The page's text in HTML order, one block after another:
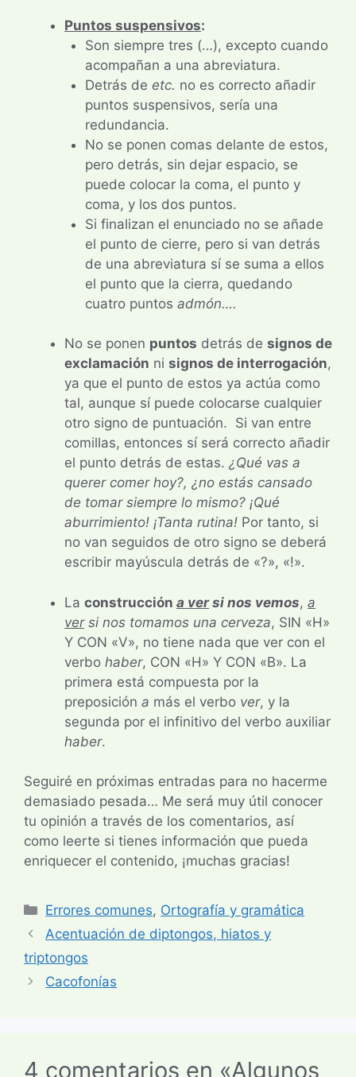
Puntos suspensivos:
Son siempre tres (…), excepto cuando
acompañan a una abreviatura.
Detrás de etc. no es correcto añadir
puntos suspensivos, sería una
redundancia.
No se ponen comas delante de estos,
pero detrás, sin dejar espacio, se
puede colocar la coma, el punto y
coma, y los dos puntos.
Si finalizan el enunciado no se añade
el punto de cierre, pero si van detrás
de una abreviatura sí se suma a ellos
el punto que la cierra, quedando
cuatro puntos admón….
No se ponen puntos detrás de signos de
exclamación ni signos de interrogación,
ya que el punto de estos ya actúa como
tal, aunque sí puede colocarse cualquier
otro signo de puntuación. Si van entre
comillas, entonces sí será correcto añadir
el punto detrás de estas. ¿Qué vas a
querer comer hoy?, ¿no estás cansado
de tomar siempre lo mismo? ¡Qué
aburrimiento! ¡Tanta rutina! Por tanto, si
no van seguidos de otro signo se deberá
escribir mayúscula detrás de «?», «!».
La construcción a versi nos vemos, a
versi nos tomamos una cerveza, SIN «H»
Y CON «V», no tiene nada que ver con el
verbo haber, CON «H» Y CON «B». La
primera está compuesta por la
preposición a más el verbo ver, y la
segunda por el infinitivo del verbo auxiliar
haber.
Seguiré en próximas entradas para no hacerme
demasiado pesada… Me será muy útil conocer
tu opinión a través de los comentarios, así
como leerte si tienes información que pueda
enriquecer el contenido, ¡muchas gracias!
Categorías
Errores comunes, Ortografía y gramática
Acentuación de diptongos, hiatos y
triptongos
Cacofonías
4 comentarios en «Algunos